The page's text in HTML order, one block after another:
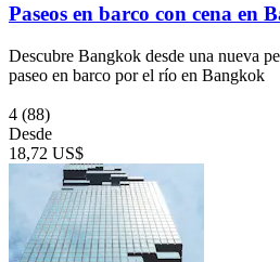
Paseos en barco con cena en
Descubre Bangkok desde una nueva
paseo en barco por el río en Bangkok
4 (88)
Desde
18,72 US$